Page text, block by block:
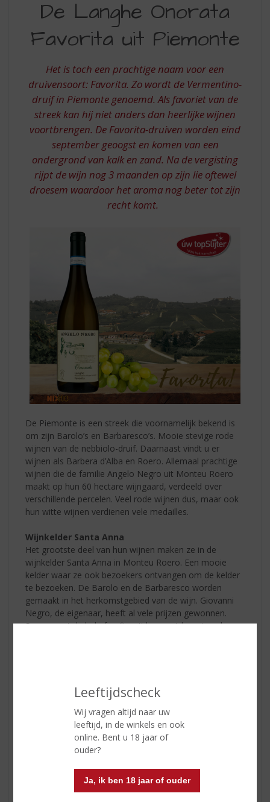
Leeftijdscheck
Wij vragen altijd naar uw
leeftijd, in de winkels en ook
online. Bent u 18 jaar of
ouder?
Ja, ik ben 18 jaar of ouder
LANGHE
ONORATA
De Langhe Onorata
Favorita uit Piemonte
Het is toch een prachtige naam voor een
druivensoort: Favorita. Zo wordt de Vermentino-
druif in Piemonte genoemd. Als favoriet van de
streek kan hij niet anders dan heerlijke wijnen
voortbrengen. De Favorita-druiven worden eind
september geoogst en komen van een
ondergrond van kalk en zand. Na de vergisting
rijpt de wijn nog 3 maanden op zijn lie oftewel
droesem waardoor het aroma nog beter tot zijn
recht komt.
De Piemonte is een streek die voornamelijk bekend is
om zijn Barolo’s en Barbaresco’s. Mooie stevige rode
wijnen van de nebbiolo-druif. Daarnaast vindt u er
wijnen als Barbera d’Alba en Roero. Allemaal prachtige
wijnen die de familie Angelo Negro uit Monteu Roero
maakt op hun 60 hectare wijngaard, verdeeld over
verschillende percelen. Veel rode wijnen dus, maar ook
hun witte wijnen verdienen vele medailles.
Wijnkelder Santa Anna
Het grootste deel van hun wijnen maken ze in de
wijnkelder Santa Anna in Monteu Roero. Een mooie
kelder waar ze ook bezoekers ontvangen om de kelder
te bezoeken. De Barolo en de Barbaresco worden
gemaakt in het herkomstgebied van de wijn. Giovanni
Negro, de eigenaar, heeft al vele prijzen gewonnen.
Samen met de hele familie wijden ze zich met veel